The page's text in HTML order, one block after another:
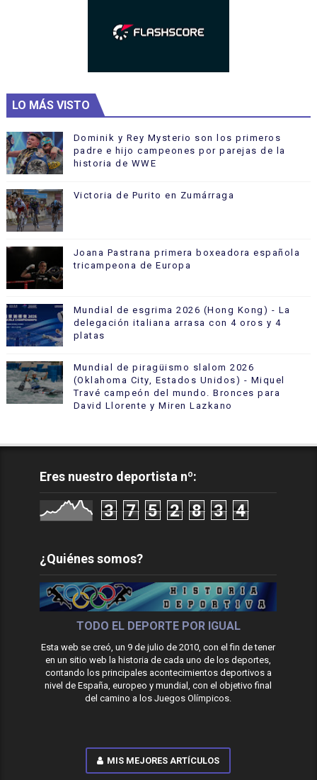
LO MÁS VISTO
Dominik y Rey Mysterio son los primeros
padre e hijo campeones por parejas de la
historia de WWE
Victoria de Purito en Zumárraga
Joana Pastrana primera boxeadora española
tricampeona de Europa
Mundial de esgrima 2026 (Hong Kong) - La
delegación italiana arrasa con 4 oros y 4
platas
Mundial de piragüismo slalom 2026
(Oklahoma City, Estados Unidos) - Miquel
Travé campeón del mundo. Bronces para
David Llorente y Miren Lazkano
Eres nuestro deportista nº:
3 7 5 2 8 3 4
¿Quiénes somos?
TODO EL DEPORTE POR IGUAL
Esta web se creó, un 9 de julio de 2010, con el fin de tener
en un sitio web la historia de cada uno de los deportes,
contando los principales acontecimientos deportivos a
nivel de España, europeo y mundial, con el objetivo final
del camino a los Juegos Olímpicos.
MIS MEJORES ARTÍCULOS